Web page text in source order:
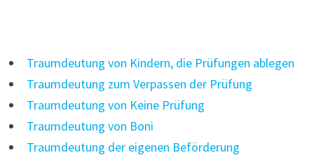
Traumdeutung von Kindern, die Prüfungen ablegen
Traumdeutung zum Verpassen der Prüfung
Traumdeutung von Keine Prüfung
Traumdeutung von Boni
Traumdeutung der eigenen Beförderung